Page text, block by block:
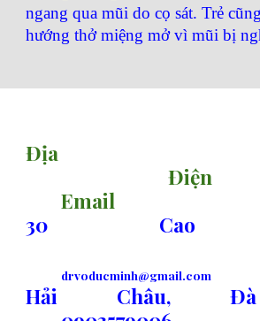
ngang qua mũi do cọ sát. Trẻ
hướng thở miệng mở vì mũi bị
Địa
Email
30 Cao
drvoducminh@gmail.com
Hải Châu,